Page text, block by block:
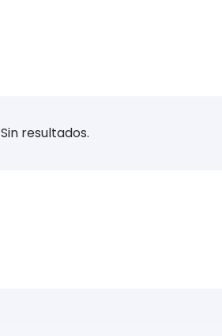
Sin resultados.